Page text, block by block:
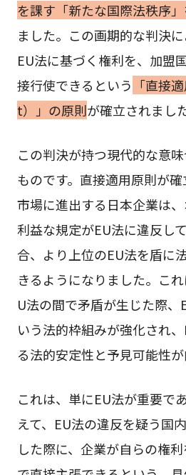
を課す「新たな国際法秩序
ました。この画期的な判決
EU法に基づく権利を、加盟
接行使できるという 「直接
t）」の原則が確立されました
この判決が持つ現代的な意
ものです。直接適用原則が
市場に進出する日本企業は
利益な規定がEU法に違反し
合、より上位のEU法を盾に
きるようになりました。こ
U法の間で矛盾が生じた際、
いう法的枠組みが強化され
る法的安定性と予見可能性が
これは、単にEU法が重要で
えて、EU法の違反を疑う国
した際に、企業が自らの権